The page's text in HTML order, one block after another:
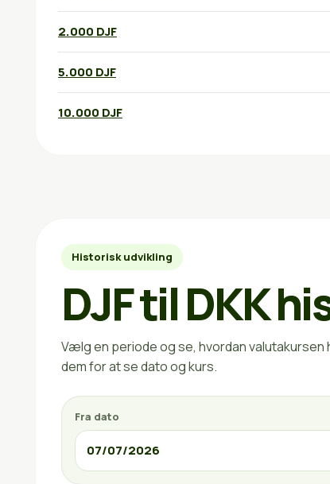
2.000 DJF
5.000 DJF
10.000 DJF
Historisk udvikling
DJF til DKK
Vælg en periode og se, hvordan valutakursen
dem for at se dato og kurs.
Fra dato